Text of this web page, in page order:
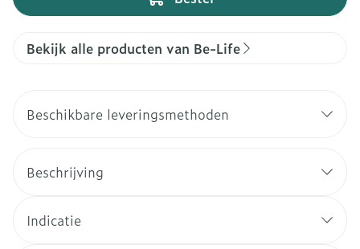
Bekijk alle producten van Be-Life
Beschikbare leveringsmethoden
Beschrijving
Indicatie